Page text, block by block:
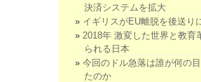
決済システムを拡大
イギリスがEU離脱を後送り
2018年 激変した世界と教育
られる日本
今回のドル急落は誰が何の
たのか